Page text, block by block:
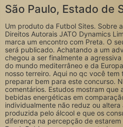
São Paulo, Estado de
Um produto da Futbol Sites. Sobre
Direitos Autorais JATO Dynamics
marca um encontro com Preta. O
será publicado. Achatando a um
chegou a ser finalmente a
do mundo mediterrâneo e da
nosso terreiro. Aqui no qc você
preparar bem para este concurso.
comentários. Estudos mostram que
bebidas energéticas em
individualmente não reduz ou
produzida pelo álcool e que os
diferença na percepção de